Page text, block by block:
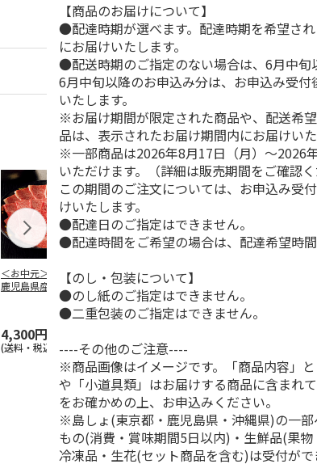
＜お中元＞【冷凍】
鹿児島県産黒毛和
牛 カタ肉焼肉用
4,300円
(送料・税込)
＜ご自宅用＞【冷
凍】小分けロースト
ビーフ３２０ｇ
(送料・税込)
食べ比べ
【商品のお届けについて】
●配達時期が選べます。配達時期を希望さ
にお届けいたします。
●配送時期のご指定のない場合は、6月中旬
6月中旬以降のお申込み分は、お申込み受
いたします。
※お届け期間が限定された商品や、配送希
品は、表示されたお届け期間内にお届けいた
※一部商品は2026年8月17日（月）～2026
いただけます。（詳細は販売期間をご確認く
この期間のご注文については、お申込み受
けいたします。
●配達日のご指定はできません。
●配達時間をご希望の場合は、配達希望時間
【のし・包装について】
●のし紙のご指定はできません。
●二重包装のご指定はできません。
----その他のご注意----
※商品画像はイメージです。「商品内容」
や「小道具類」はお届けする商品に含まれ
をお確かめの上、お申込みください。
※島しょ(東京都・鹿児島県・沖縄県)の一
もの(消費・賞味期間5日以内)・生鮮品(果物
冷凍品・生花(セット商品を含む)は受付が